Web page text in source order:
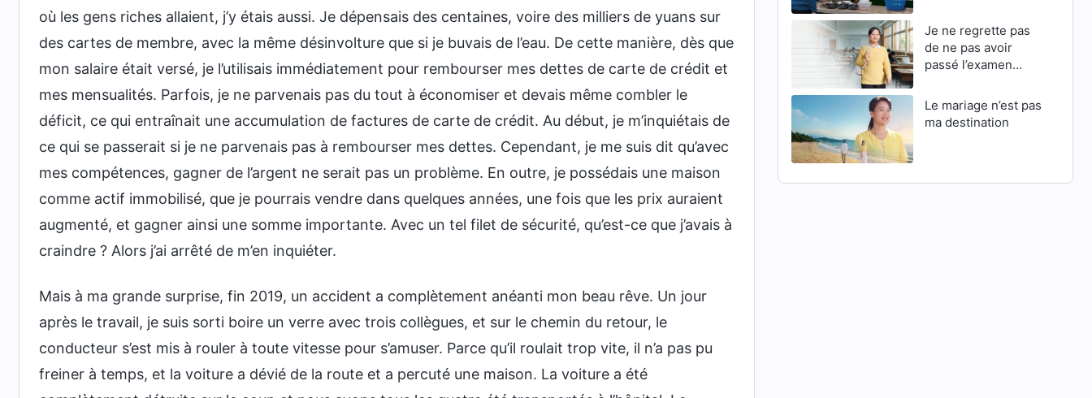
où les gens riches allaient, j’y étais aussi. Je dépensais des centaines, voire des milliers de yuans sur
des cartes de membre, avec la même désinvolture que si je buvais de l’eau. De cette manière, dès que
mon salaire était versé, je l’utilisais immédiatement pour rembourser mes dettes de carte de crédit et
mes mensualités. Parfois, je ne parvenais pas du tout à économiser et devais même combler le
déficit, ce qui entraînait une accumulation de factures de carte de crédit. Au début, je m’inquiétais de
ce qui se passerait si je ne parvenais pas à rembourser mes dettes. Cependant, je me suis dit qu’avec
mes compétences, gagner de l’argent ne serait pas un problème. En outre, je possédais une maison
comme actif immobilisé, que je pourrais vendre dans quelques années, une fois que les prix auraient
augmenté, et gagner ainsi une somme importante. Avec un tel filet de sécurité, qu’est-ce que j’avais à
craindre ? Alors j’ai arrêté de m’en inquiéter.
Mais à ma grande surprise, fin 2019, un accident a complètement anéanti mon beau rêve. Un jour
après le travail, je suis sorti boire un verre avec trois collègues, et sur le chemin du retour, le
conducteur s’est mis à rouler à toute vitesse pour s’amuser. Parce qu’il roulait trop vite, il n’a pas pu
freiner à temps, et la voiture a dévié de la route et a percuté une maison. La voiture a été
Je ne regrette pas
de ne pas avoir
passé l’examen
Le mariage n’est pas
ma destination